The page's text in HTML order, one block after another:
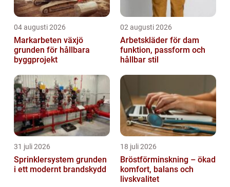
04 augusti 2026
Markarbeten växjö
grunden för hållbara
byggprojekt
02 augusti 2026
Arbetskläder för dam
funktion, passform och
hållbar stil
31 juli 2026
Sprinklersystem grunden
i ett modernt brandskydd
18 juli 2026
Bröstförminskning – ökad
komfort, balans och
livskvalitet